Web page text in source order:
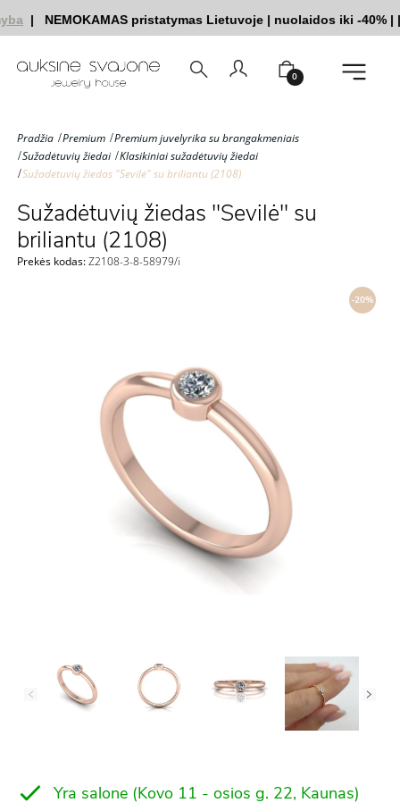
| NEMOKAMAS pristatymas Lietuvoje| nuolaidos iki -40%| |
0
Pradžia Premium
Premium juvelyrika su brangakmeniais
Sužadėtuvių žiedai
Klasikiniai sužadėtuvių žiedai
Sužadėtuvių žiedas "Sevilė" su briliantu (2108)
Sužadėtuvių žiedas "Sevilė" su
briliantu (2108)
Prekės kodas:Z2108-3-8-58979/i
-20%
Yra salone (Kovo 11 - osios g. 22, Kaunas)